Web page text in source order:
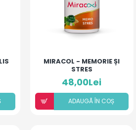
MIRACOL - MEMORIE ȘI
STRES
48,00Lei
ADAUGÃ ÎN COȘ